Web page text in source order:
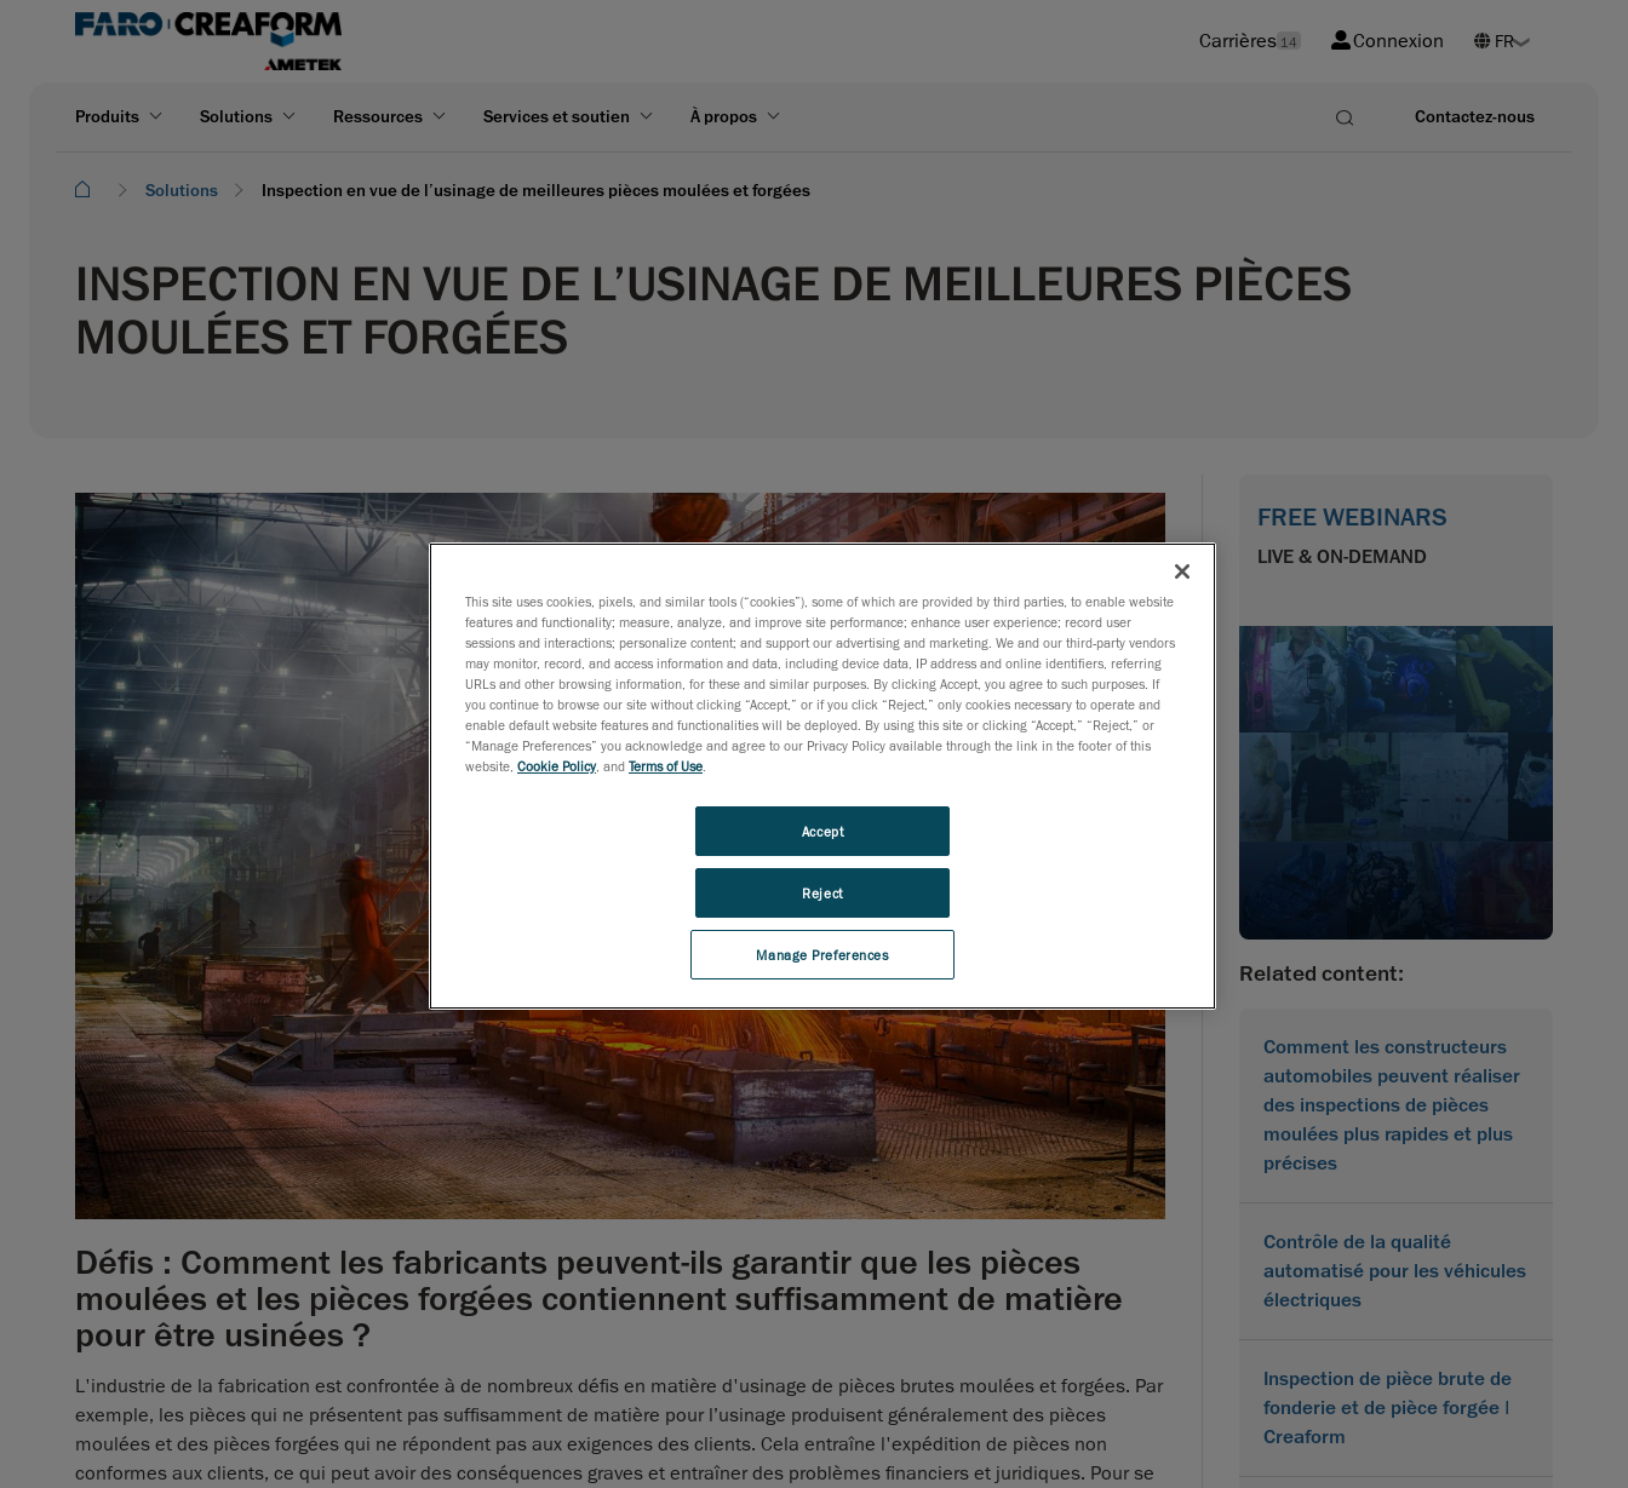
Carrières 14 Connexion
Produits Solutions Ressources Services et soutien À propos Contactez-nous
Solutions Inspection en vue de l’usinage de meilleures pièces moulées et forgées
INSPECTION EN VUE DE L’USINAGE DE MEILLEURES PIÈCES
MOULÉES ET FORGÉES
Défis : Comment les fabricants peuvent-ils garantir que les pièces
moulées et les pièces forgées contiennent suffisamment de matière
pour être usinées ?
L'industrie de la fabrication est confrontée à de nombreux défis en matière d'usinage de pièces brutes moulées et forgées. Par
exemple, les pièces qui ne présentent pas suffisamment de matière pour l’usinage produisent généralement des pièces
moulées et des pièces forgées qui ne répondent pas aux exigences des clients. Cela entraîne l'expédition de pièces non
conformes aux clients, ce qui peut avoir des conséquences graves et entraîner des problèmes financiers et juridiques. Pour se
FREE WEBINARS
LIVE & ON-DEMAND
Related content:
Comment les constructeurs
automobiles peuvent réaliser
des inspections de pièces
moulées plus rapides et plus
précises
Contrôle de la qualité
automatisé pour les véhicules
électriques
Inspection de pièce brute de
fonderie et de pièce forgée |
Creaform
This site uses cookies, pixels, and similar tools (“cookies”), some of which are provided by third parties, to enable website
features and functionality; measure, analyze, and improve site performance; enhance user experience; record user
sessions and interactions; personalize content; and support our advertising and marketing. We and our third-party vendors
may monitor, record, and access information and data, including device data, IP address and online identifiers, referring
URLs and other browsing information, for these and similar purposes. By clicking Accept, you agree to such purposes. If
you continue to browse our site without clicking “Accept,” or if you click “Reject,” only cookies necessary to operate and
enable default website features and functionalities will be deployed. By using this site or clicking “Accept,” “Reject,” or
“Manage Preferences” you acknowledge and agree to our Privacy Policy available through the link in the footer of this
website, Cookie Policy, and Terms of Use
Manage Preferences
Reject
Accept